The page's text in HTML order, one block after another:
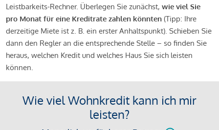
Leistbarkeits-Rechner. Überlegen Sie zunächst, wie viel Sie
pro Monat für eine Kreditrate zahlen könnten (Tipp: Ihre
derzeitige Miete ist z. B. ein erster Anhaltspunkt). Schieben Sie
dann den Regler an die entsprechende Stelle – so finden Sie
heraus, welchen Kredit und welches Haus Sie sich leisten
können.
Wie viel Wohnkredit kann ich mir
leisten?